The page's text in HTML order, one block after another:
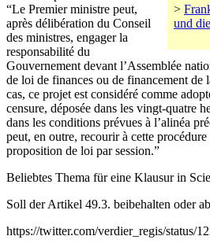
>
und
“Le Premier ministre peut,
après délibération du Conseil
des ministres, engager la
responsabilité du
Gouvernement devant l’Assemblée
de loi de finances ou de financement de
cas, ce projet est considéré comme
censure, déposée dans les vingt-quatre
dans les conditions prévues à l’alinéa
peut, en outre, recourir à cette
proposition de loi par session.”
Beliebtes Thema für eine Klausur in
Soll der Artikel 49.3. beibehalten oder
https://twitter.com/verdier_regis/status/